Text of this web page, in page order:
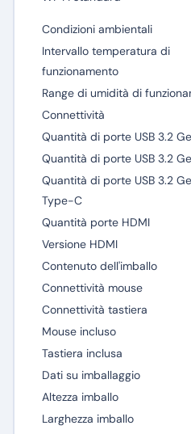
Condizioni ambientali
Intervallo temperatura di
funzionamento
Range di umidità di
Connettività
Quantità di porte USB 3.2
Quantità di porte USB 3.2
Quantità di porte USB 3.2
Type-C
Quantità porte HDMI
Versione HDMI
Contenuto dell'imballo
Connettività mouse
Connettività tastiera
Mouse incluso
Tastiera inclusa
Dati su imballaggio
Altezza imballo
Larghezza imballo